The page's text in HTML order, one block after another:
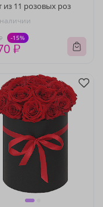
из 11 розовых роз
-15%
₽